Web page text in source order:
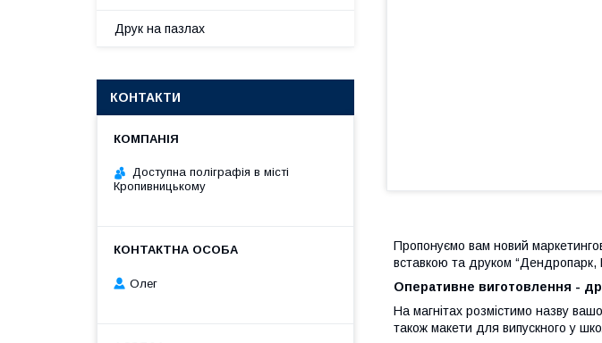
Пропонуємо вам новий
вставкою та друком
Оперативне виготовлення -
На магнітах розмістимо назву
також макети для випускного у
Друк на пазлах
КОНТАКТИ
Доступна поліграфія в місті
Кропивницькому
Олег